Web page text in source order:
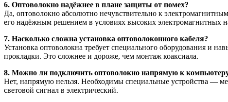
6. Оптоволокно надёжнее в плане защиты от помех?
Да, оптоволокно абсолютно нечувствительно к
его надёжным решением в условиях высоких электромагнитных
7. Насколько сложна установка оптоволоконного кабеля?
Установка оптоволокна требует специального оборудования и
прокладки. Это сложнее и дороже, чем монтаж коаксиала.
8. Можно ли подключить оптоволокно напрямую к
Нет, напрямую нельзя. Необходимы специальные устройства —
световой сигнал в электрический.